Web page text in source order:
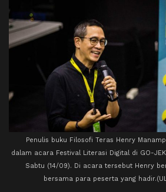
Penulis buku Filosofi Teras Henry
dalam acara Festival Literasi Digital di GO-
Sabtu (14/09). Di acara tersebut Henry
bersama para peserta yang